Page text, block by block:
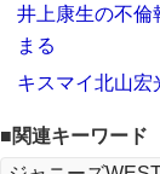
井上康生の不
まる
キスマイ北山宏
■関連キーワード